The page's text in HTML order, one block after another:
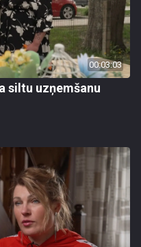
00:03:03
siltu uzņemšanu